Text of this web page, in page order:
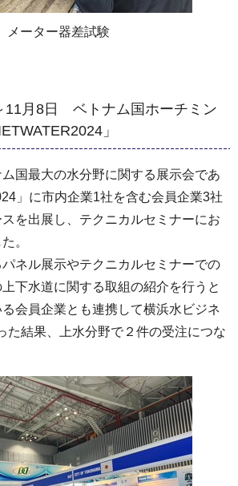
メーター器差試験
11月8日 ベトナム国ホーチミン
」
国最大の水分野に関する展示会であ
」に市内企業1社を含む会員企業3社
を出展し、テクニカルセミナーにお
。
ネル展示やテクニカルセミナーでの
下水道に関する取組の紹介を行うと
会員企業とも連携して横浜水ビジネ
た結果、上水分野で２件の受注につな